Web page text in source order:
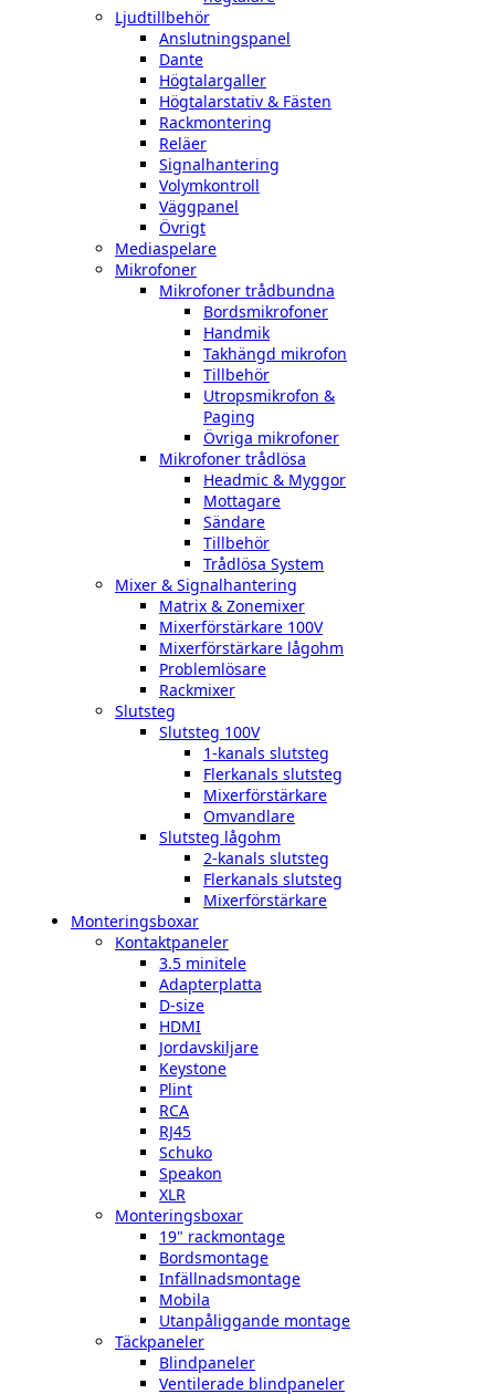
Ljudtillbehör
Anslutningspanel
Dante
Högtalargaller
Högtalarstativ & Fästen
Rackmontering
Reläer
Signalhantering
Volymkontroll
Väggpanel
Övrigt
Mediaspelare
Mikrofoner
Mikrofoner trådbundna
Bordsmikrofoner
Handmik
Takhängd mikrofon
Tillbehör
Utropsmikrofon &
Paging
Övriga mikrofoner
Mikrofoner trådlösa
Headmic & Myggor
Mottagare
Sändare
Tillbehör
Trådlösa System
Mixer & Signalhantering
Matrix & Zonemixer
Mixerförstärkare 100V
Mixerförstärkare lågohm
Problemlösare
Rackmixer
Slutsteg
Slutsteg 100V
1-kanals slutsteg
Flerkanals slutsteg
Mixerförstärkare
Omvandlare
Slutsteg lågohm
2-kanals slutsteg
Flerkanals slutsteg
Mixerförstärkare
Monteringsboxar
Kontaktpaneler
3.5 minitele
Adapterplatta
D-size
HDMI
Jordavskiljare
Keystone
Plint
RCA
RJ45
Schuko
Speakon
XLR
Monteringsboxar
19" rackmontage
Bordsmontage
Infällnadsmontage
Mobila
Utanpåliggande montage
Täckpaneler
Blindpaneler
Ventilerade blindpaneler